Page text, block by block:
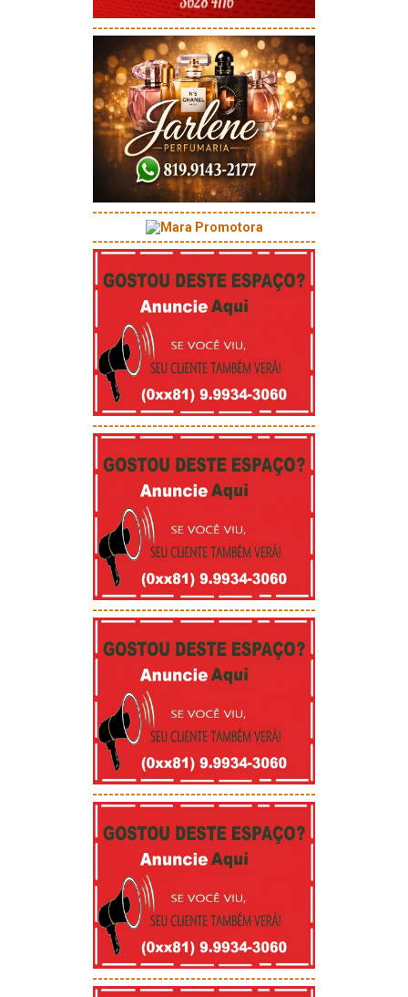
-----------------------------------------
-----------------------------------------
-----------------------------------------
-----------------------------------------
-----------------------------------------
-----------------------------------------
-----------------------------------------